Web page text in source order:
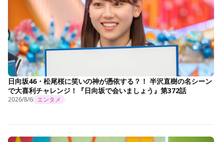
日向坂46・松尾桜に笑いの神が憑依する？！ 半沢直樹の名シーン
で大喜利チャレンジ！『日向坂で会いましょう』第372話
2026/8/6 エンタメ